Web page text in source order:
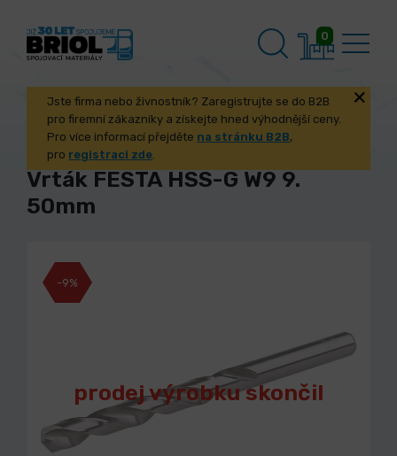
0
Jste firma nebo živnostník? Zaregistrujte se do B2B
pro firemní zákazníky a získejte hned výhodnější ceny.
Pro více informací přejděte na stránku B2B,
pro registraci zde.
Vrták FESTA HSS-G W9 9.
50mm
prodej výrobku skončil
-9%